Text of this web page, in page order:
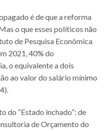
é de que a reforma
o que esses políticos não
de Pesquisa Econômica
2021, 40% do
o equivalente a dois
ao valor do salário mínimo
do “Estado inchado”: de
de Orçamento do